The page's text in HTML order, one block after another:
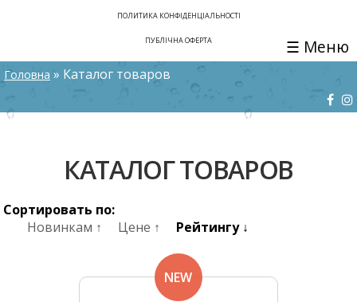
ПОЛИТИКА КОНФІДЕНЦІАЛЬНОСТІ
ПУБЛІЧНА ОФЕРТА ☰ Меню
ВИ Є ТУТ
Головна » Каталог товаров
КАТАЛОГ ТОВАРОВ
Сортировать по:
Новинкам ↑
Цене ↑ Рейтингу ↓
NEW